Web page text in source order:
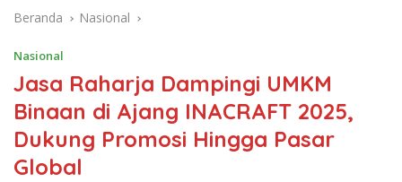
Beranda Nasional
Nasional
Jasa Raharja Dampingi UMKM
Binaan di Ajang INACRAFT 2025,
Dukung Promosi Hingga Pasar
Global